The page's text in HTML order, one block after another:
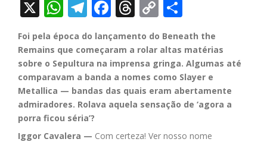
X WhatsApp
Telegram
Facebook
Threads
Copy
Link
Foi pela época do lançamento do Beneath the
Remains que começaram a rolar altas matérias
sobre o Sepultura na imprensa gringa. Algumas até
comparavam a banda a nomes como Slayer e
Metallica — bandas das quais eram abertamente
admiradores. Rolava aquela sensação de ‘agora a
porra ficou séria’?
Iggor Cavalera — Com certeza! Ver nosso nome